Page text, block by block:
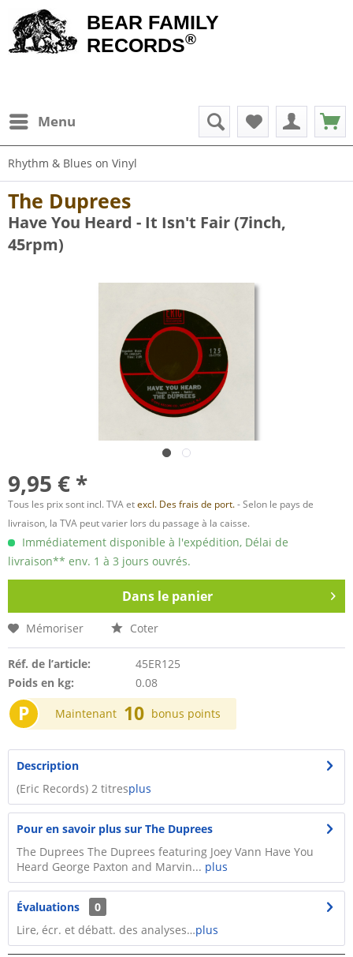
BEAR FAMILY
RECORDS®
Menu
Rhythm & Blues on Vinyl
The Duprees
Have You Heard - It Isn't Fair (7inch,
45rpm)
9,95 € *
Tous les prix sont incl. TVA etexcl. Des frais de port.- Selon le pays de
livraison, la TVA peut varier lors du passage à la caisse.
Immédiatement disponible à l'expédition, Délai de
livraison** env. 1 à 3 jours ouvrés.
Dans le panier
Mémoriser Coter
Réf. de l’article:
45ER125
Poids en kg:
0.08
P Maintenant 10 bonus points
Description
(Eric Records) 2 titresplus
Pour en savoir plus sur The Duprees
The Duprees The Duprees featuring Joey Vann Have You
Heard George Paxton and Marvin... plus
Évaluations
0
Lire, écr. et débatt. des analyses…plus